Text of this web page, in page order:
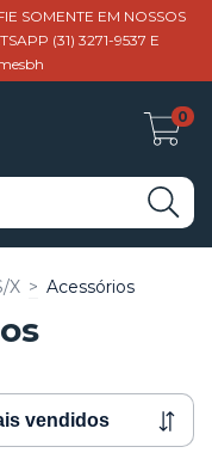
SOMENTE EM NOSSOS
(31) 3271-9537 E
0
X > Acessórios